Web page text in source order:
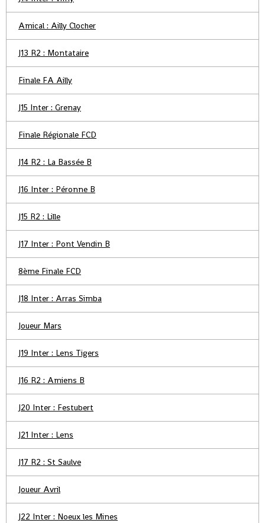
Amical : Ailly Clocher
J13 R2 : Montataire
Finale FA Ailly
J15 Inter : Grenay
Finale Régionale FCD
J14 R2 : La Bassée B
J16 Inter : Péronne B
J15 R2 : Lille
J17 Inter : Pont Vendin B
8ème Finale FCD
J18 Inter : Arras Simba
Joueur Mars
J19 Inter : Lens Tigers
J16 R2 : Amiens B
J20 Inter : Festubert
J21 Inter : Lens
J17 R2 : St Saulve
Joueur Avril
J22 Inter : Noeux les Mines